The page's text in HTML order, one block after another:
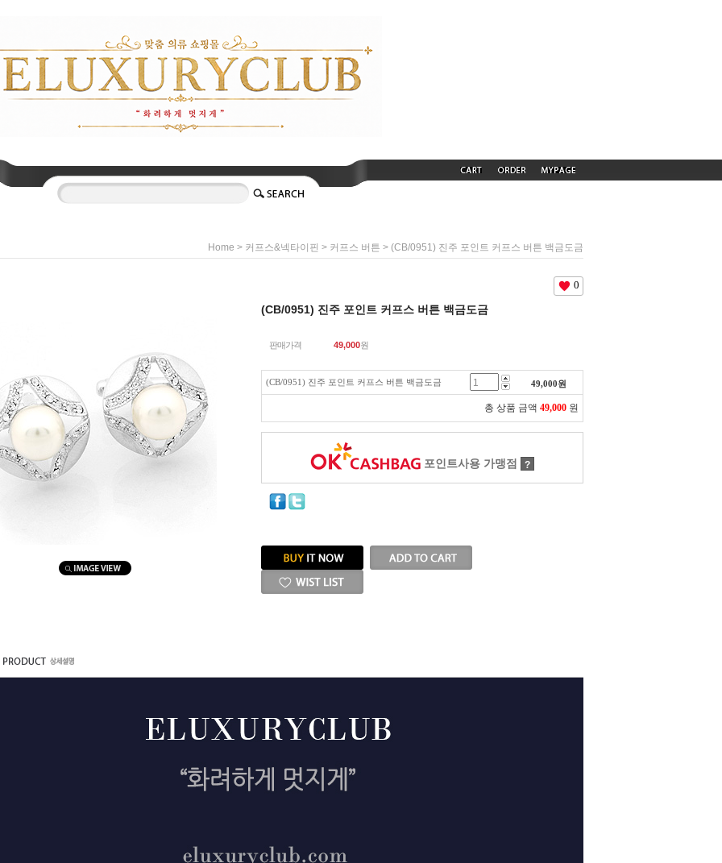
Home > 커프스&넥타이핀 > 커프스 버튼 > (CB/0951) 진주 포인트 커프스 버튼 백금도금
0
(CB/0951) 진주 포인트 커프스 버튼 백금도금
판매가격 49,000원
(CB/0951) 진주 포인트 커프스 버튼 백금도금 49,000원
총 상품 금액 49,000 원
포인트사용 가맹점 ?